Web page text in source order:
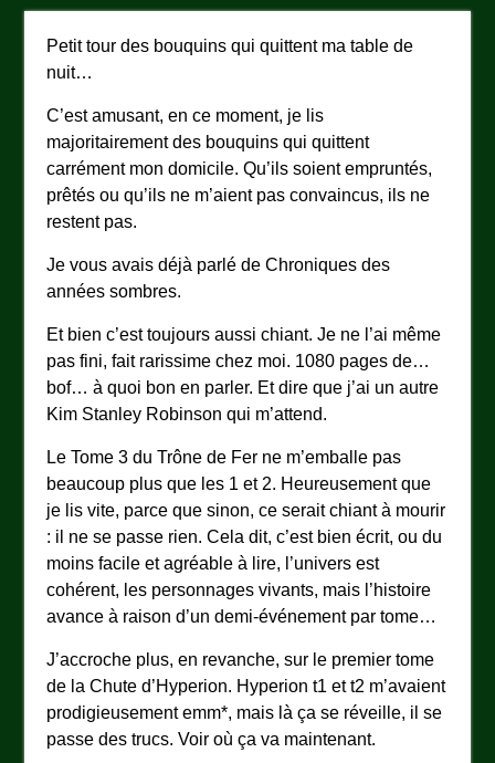
Petit tour des bouquins qui quittent ma table de
nuit…
C’est amusant, en ce moment, je lis
majoritairement des bouquins qui quittent
carrément mon domicile. Qu’ils soient empruntés,
prêtés ou qu’ils ne m’aient pas convaincus, ils ne
restent pas.
Je vous avais déjà parlé de Chroniques des
années sombres.
Et bien c’est toujours aussi chiant. Je ne l’ai même
pas fini, fait rarissime chez moi. 1080 pages de…
bof… à quoi bon en parler. Et dire que j’ai un autre
Kim Stanley Robinson qui m’attend.
Le Tome 3 du Trône de Fer ne m’emballe pas
beaucoup plus que les 1 et 2. Heureusement que
je lis vite, parce que sinon, ce serait chiant à mourir
: il ne se passe rien. Cela dit, c’est bien écrit, ou du
moins facile et agréable à lire, l’univers est
cohérent, les personnages vivants, mais l’histoire
avance à raison d’un demi-événement par tome…
J’accroche plus, en revanche, sur le premier tome
de la Chute d’Hyperion. Hyperion t1 et t2 m’avaient
prodigieusement emm*, mais là ça se réveille, il se
passe des trucs. Voir où ça va maintenant.